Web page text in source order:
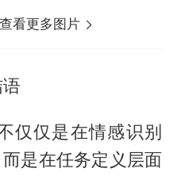
看更多图片
仅仅是在情感识别
是在任务定义层面